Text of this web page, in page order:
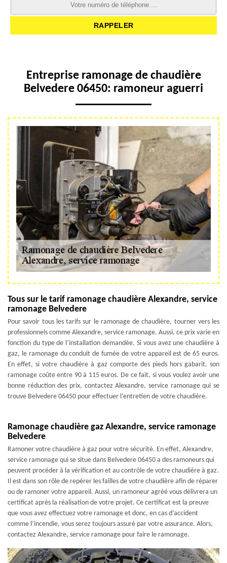
Entreprise ramonage de chaudière
Belvedere 06450: ramoneur aguerri
Tous sur le tarif ramonage chaudière Alexandre, service
ramonage Belvedere
Pour savoir tous les tarifs sur le ramonage de chaudière, tourner vers les
professionnels comme Alexandre, service ramonage. Aussi, ce prix varie en
fonction du type de l’installation demandée. Si vous avez une chaudière à
gaz, le ramonage du conduit de fumée de votre appareil est de 65 euros.
En effet, si votre chaudière à gaz comporte des pieds hors gabarit, son
ramonage coûte entre 90 à 115 euros. De ce fait, si vous voulez avoir une
bonne réduction des prix, contactez Alexandre, service ramonage qui se
trouve Belvedere 06450 pour effectuer l’entretien de votre chaudière.
Ramonage chaudière gaz Alexandre, service ramonage
Belvedere
Ramoner votre chaudière à gaz pour votre sécurité. En effet, Alexandre,
service ramonage qui se situe dans Belvedere 06450 a des ramoneurs qui
peuvent procéder à la vérification et au contrôle de votre chaudière à gaz.
Il est dans son rôle de repérer les failles de votre chaudière afin de réparer
ou de ramoner votre appareil. Aussi, un ramoneur agréé vous délivrera un
certificat après la réalisation de votre projet. Ce certificat est la preuve
que vous avez effectuez votre ramonage et donc, en cas d’accident
comme l’incendie, vous serez toujours assuré par votre assurance. Alors,
contactez Alexandre, service ramonage pour faire le ramonage.